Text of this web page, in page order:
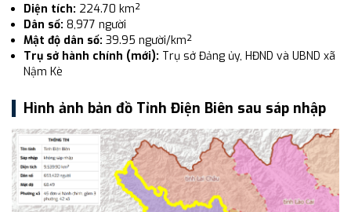
Diện tích: 224.70 km²
Dân số: 8,977 người
Mật độ dân số: 39.95 người/km²
Trụ sở hành chính (mới): Trụ sở Đảng ủy, HĐND và UBND xã
Nậm Kè
Hình ảnh bản đồ Tỉnh Điện Biên sau sáp nhập